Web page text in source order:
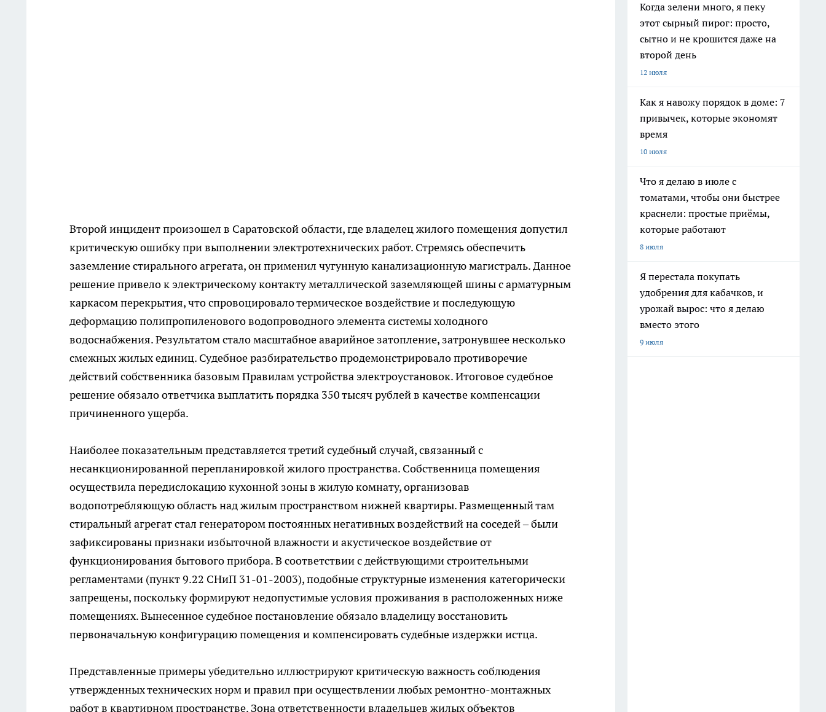
Второй инцидент произошел в Саратовской области, где владелец жилого помещения допустил
критическую ошибку при выполнении электротехнических работ. Стремясь обеспечить
заземление стирального агрегата, он применил чугунную канализационную магистраль. Данное
решение привело к электрическому контакту металлической заземляющей шины с арматурным
каркасом перекрытия, что спровоцировало термическое воздействие и последующую
деформацию полипропиленового водопроводного элемента системы холодного
водоснабжения. Результатом стало масштабное аварийное затопление, затронувшее несколько
смежных жилых единиц. Судебное разбирательство продемонстрировало противоречие
действий собственника базовым Правилам устройства электроустановок. Итоговое судебное
решение обязало ответчика выплатить порядка 350 тысяч рублей в качестве компенсации
причиненного ущерба.
Наиболее показательным представляется третий судебный случай, связанный с
несанкционированной перепланировкой жилого пространства. Собственница помещения
осуществила передислокацию кухонной зоны в жилую комнату, организовав
водопотребляющую область над жилым пространством нижней квартиры. Размещенный там
стиральный агрегат стал генератором постоянных негативных воздействий на соседей – были
зафиксированы признаки избыточной влажности и акустическое воздействие от
функционирования бытового прибора. В соответствии с действующими строительными
регламентами (пункт 9.22 СНиП 31-01-2003), подобные структурные изменения категорически
запрещены, поскольку формируют недопустимые условия проживания в расположенных ниже
помещениях. Вынесенное судебное постановление обязало владелицу восстановить
первоначальную конфигурацию помещения и компенсировать судебные издержки истца.
Представленные примеры убедительно иллюстрируют критическую важность соблюдения
утвержденных технических норм и правил при осуществлении любых ремонтно-монтажных
работ в квартирном пространстве. Зона ответственности владельцев жилых объектов
Когда зелени много, я пеку
этот сырный пирог: просто,
сытно и не крошится даже на
второй день
12 июля
Как я навожу порядок в доме: 7
привычек, которые экономят
время
10 июля
Что я делаю в июле с
томатами, чтобы они быстрее
краснели: простые приёмы,
которые работают
8 июля
Я перестала покупать
удобрения для кабачков, и
урожай вырос: что я делаю
вместо этого
9 июля